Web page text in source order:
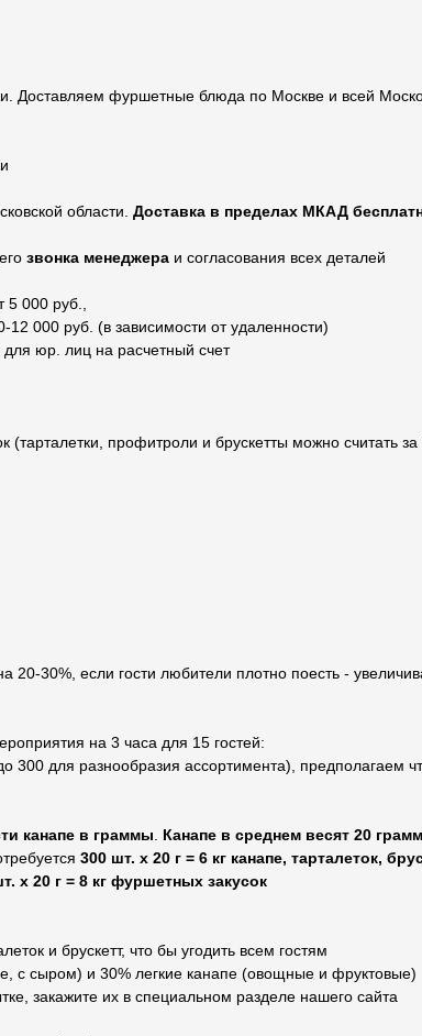
Доставляем фуршетные блюда по Москве и всей
области. Доставка в пределах МКАД
звонка менеджера и согласования всех деталей
000 руб.,
000 руб. (в зависимости от удаленности)
юр. лиц на расчетный счет
(тарталетки, профитроли и брускетты можно считать
на 20-30%, если гости любители плотно поесть -
на 3 часа для 15 гостей:
300 для разнообразия ассортимента), предполагаем
канапе в граммы Канапе в среднем весят 20 грамм
300 шт. х 20 г = 6 кг канапе, тарталеток,
х 20 г = 8 кг фуршетных закусок
и брускетт, что бы угодить всем гостям
с сыром) и 30% легкие канапе (овощные и фруктовые)
закажите их в специальном разделе нашего сайта